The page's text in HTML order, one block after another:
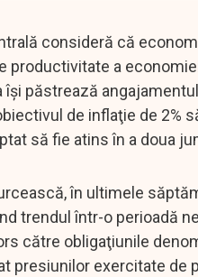
consideră că
productivitate a
păstrează
de inflaţie de 2%
să fie atins în a doua
în ultimele
trendul într-o perioadă
către obligaţiunile
presiunilor exercitate de